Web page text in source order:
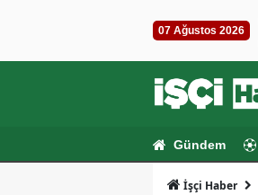
07 Ağustos 2026
Gündem
İşçi Haber